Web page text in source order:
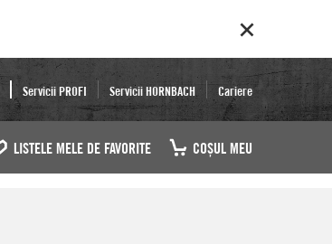
Servicii PROFI Servicii HORNBACH Cariere
LISTELE MELE DE FAVORITE COŞUL MEU